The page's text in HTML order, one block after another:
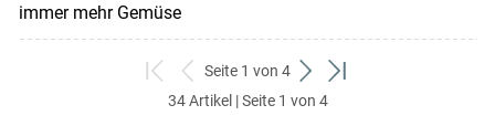
immer mehr Gemüse
zum
ersten
zurück
zum
Seite 1 von 4
weiter
zum
zum
34 Artikel | Seite 1 von 4